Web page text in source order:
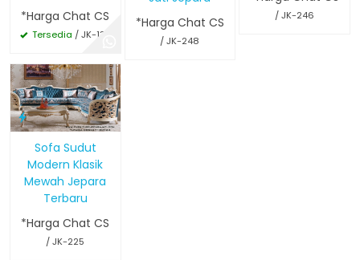
*Harga Chat CS
Tersedia / JK-132
*Harga Chat CS
/ JK-248
/ JK-246
Sofa Sudut
Modern Klasik
Mewah Jepara
Terbaru
*Harga Chat CS
/ JK-225